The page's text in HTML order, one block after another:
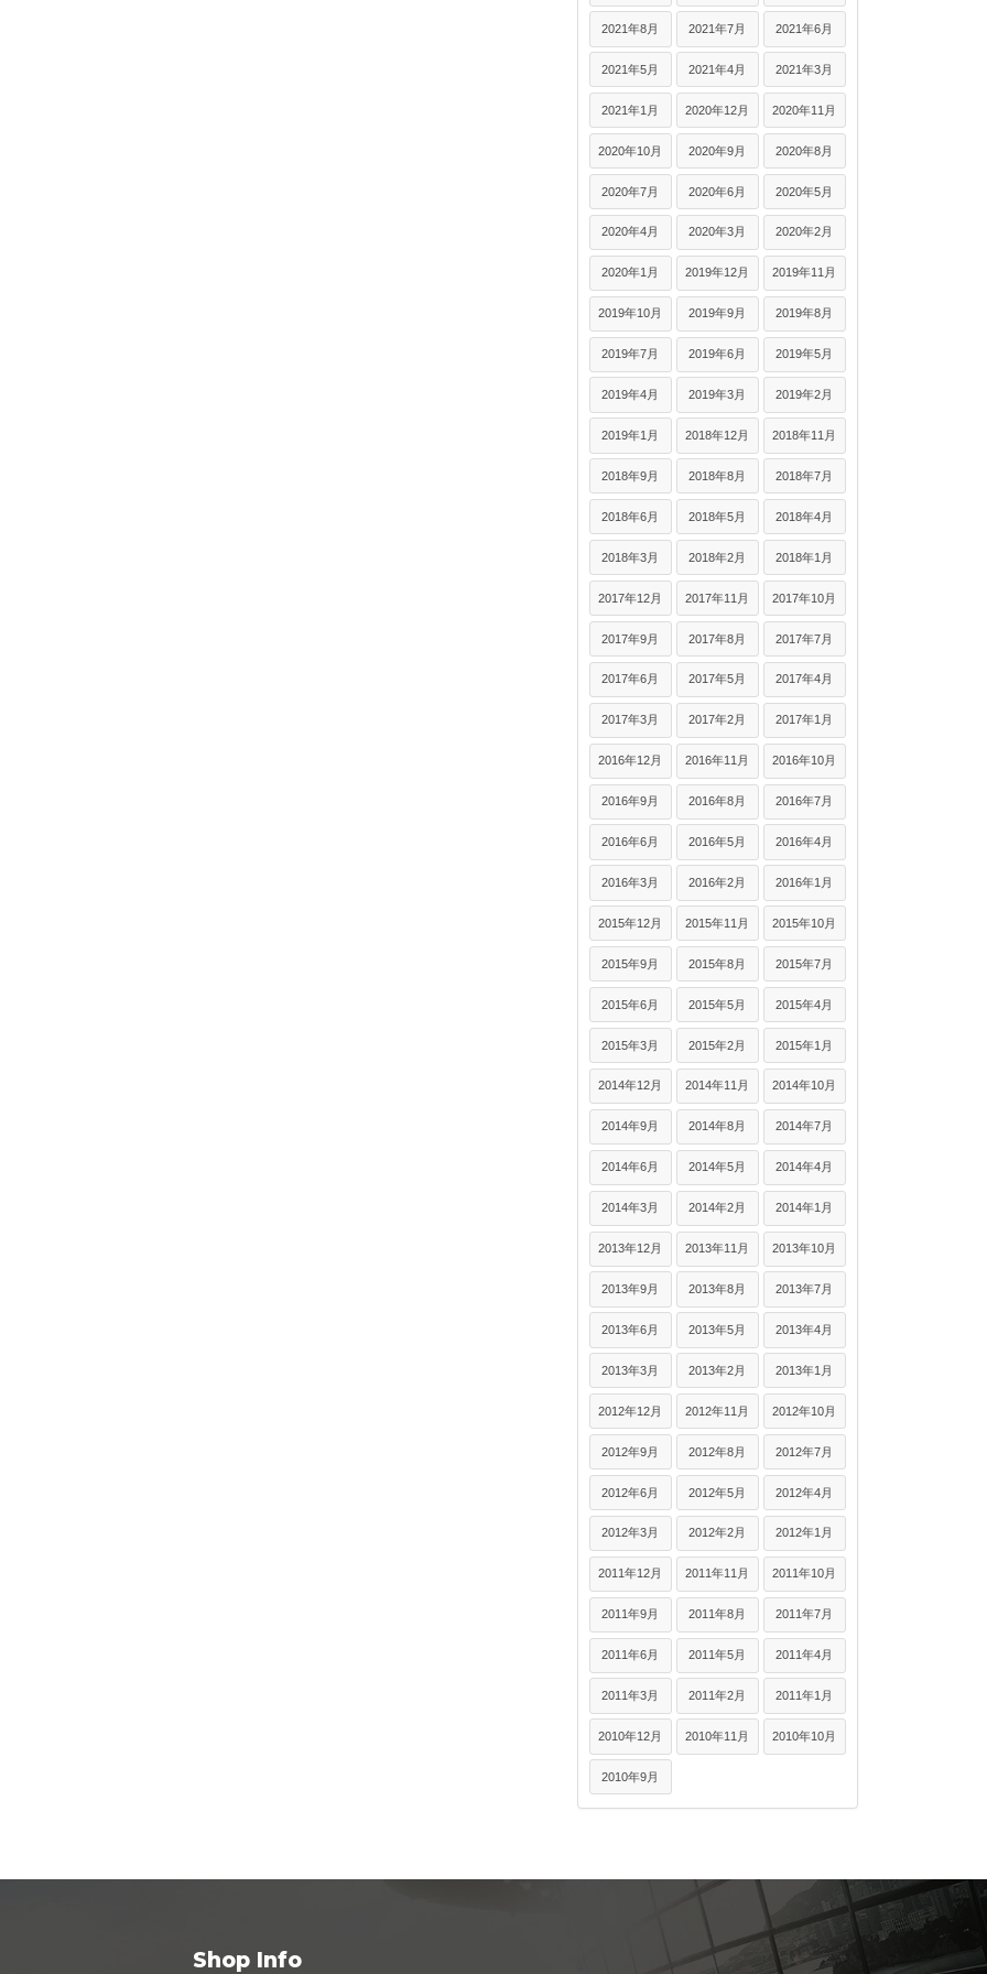
2021年8月 2021年7月 2021年6月
2021年5月 2021年4月 2021年3月
2021年1月 2020年12月 2020年11月
2020年10月 2020年9月 2020年8月
2020年7月 2020年6月 2020年5月
2020年4月 2020年3月 2020年2月
2020年1月 2019年12月 2019年11月
2019年10月 2019年9月 2019年8月
2019年7月 2019年6月 2019年5月
2019年4月 2019年3月 2019年2月
2019年1月 2018年12月 2018年11月
2018年9月 2018年8月 2018年7月
2018年6月 2018年5月 2018年4月
2018年3月 2018年2月 2018年1月
2017年12月 2017年11月 2017年10月
2017年9月 2017年8月 2017年7月
2017年6月 2017年5月 2017年4月
2017年3月 2017年2月 2017年1月
2016年12月 2016年11月 2016年10月
2016年9月 2016年8月 2016年7月
2016年6月 2016年5月 2016年4月
2016年3月 2016年2月 2016年1月
2015年12月 2015年11月 2015年10月
2015年9月 2015年8月 2015年7月
2015年6月 2015年5月 2015年4月
2015年3月 2015年2月 2015年1月
2014年12月 2014年11月 2014年10月
2014年9月 2014年8月 2014年7月
2014年6月 2014年5月 2014年4月
2014年3月 2014年2月 2014年1月
2013年12月 2013年11月 2013年10月
2013年9月 2013年8月 2013年7月
2013年6月 2013年5月 2013年4月
2013年3月 2013年2月 2013年1月
2012年12月 2012年11月 2012年10月
2012年9月 2012年8月 2012年7月
2012年6月 2012年5月 2012年4月
2012年3月 2012年2月 2012年1月
2011年12月 2011年11月 2011年10月
2011年9月 2011年8月 2011年7月
2011年6月 2011年5月 2011年4月
2011年3月 2011年2月 2011年1月
2010年12月 2010年11月 2010年10月
2010年9月
Shop Info